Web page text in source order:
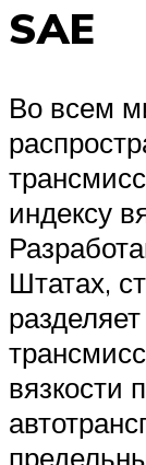
SAE
Во всем
индексу
Штатах,
вязкости